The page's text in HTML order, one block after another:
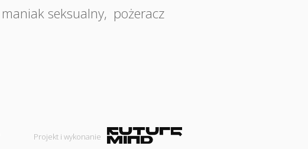
maniak seksualny, pożeracz
Projekt i wykonanie